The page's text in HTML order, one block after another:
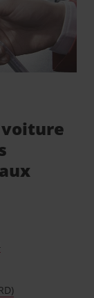
voiture